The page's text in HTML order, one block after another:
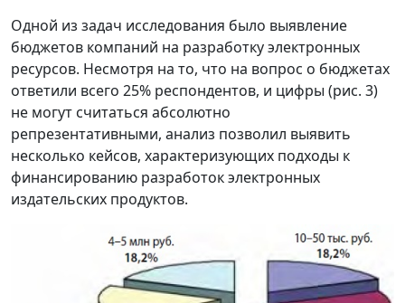
Одной из задач исследования было выявление
бюджетов компаний на разработку электронных
ресурсов. Несмотря на то, что на вопрос о бюджетах
ответили всего 25% респондентов, и цифры (рис. 3)
не могут считаться абсолютно
репрезентативными, анализ позволил выявить
несколько кейсов, характеризующих подходы к
финансированию разработок электронных
издательских продуктов.